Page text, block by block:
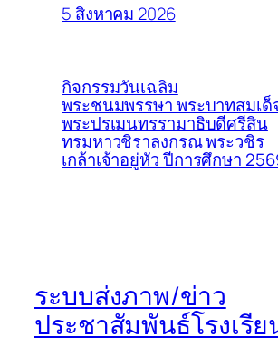
5 สิงหาคม 2026
กิจกรรมวันเฉลิม
พระชนมพรรษา พระบาทสมเด็
พระปรเมนทรรามาธิบดีศรีสิน
ทรมหาวชิราลงกรณ พระวชิร
เกล้าเจ้าอยู่หัว ปีการศึกษา
ระบบส่งภาพ/ข่าว
ประชาสัมพันธ์โรงเรีย